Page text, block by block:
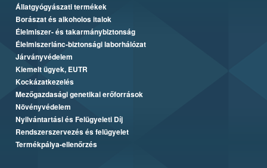
Állatgyógyászati termékek
Borászat és alkoholos italok
Élelmiszer- és takarmánybiztonság
Élelmiszerlánc-biztonsági laborhálózat
Járványvédelem
Kiemelt ügyek, EUTR
Kockázatkezelés
Mezőgazdasági genetikai erőforrások
Növényvédelem
Nyilvántartási és Felügyeleti Díj
Rendszerszervezés és felügyelet
Termékpálya-ellenőrzés